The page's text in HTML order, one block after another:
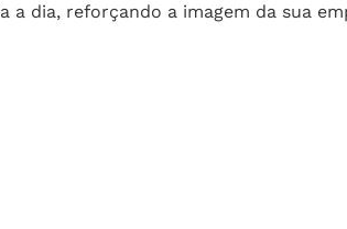
dia, reforçando a imagem da sua